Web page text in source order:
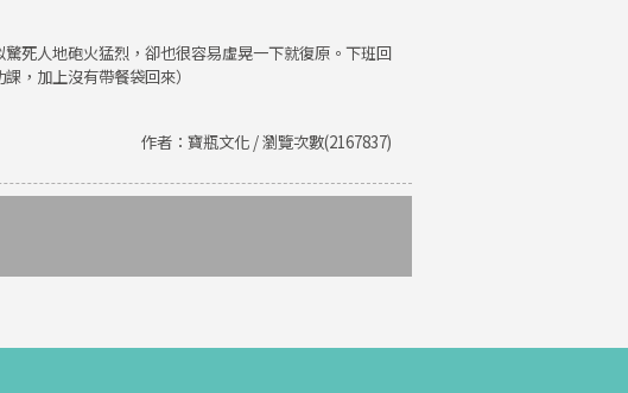
死人地砲火猛烈，卻也很容易虛晃一下就復原。下班回
，加上沒有帶餐袋回來）
作者：寶瓶文化 / 瀏覽次數(2167837)